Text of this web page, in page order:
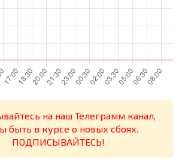
на наш Телеграмм канал,
быть в курсе о новых сбоях.
ПОДПИСЫВАЙТЕСЬ!